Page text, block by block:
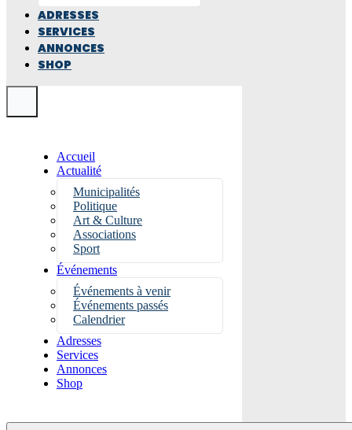
ADRESSES
SERVICES
ANNONCES
SHOP
Accueil
Actualité
Municipalités
Politique
Art & Culture
Associations
Sport
Événements
Événements à venir
Événements passés
Calendrier
Adresses
Services
Annonces
Shop